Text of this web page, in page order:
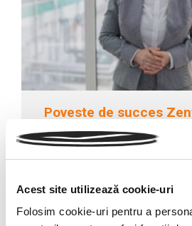
Acest site utilizează cookie-uri
Folosim cookie-uri pentru a
Poveste de succes
Leadership in